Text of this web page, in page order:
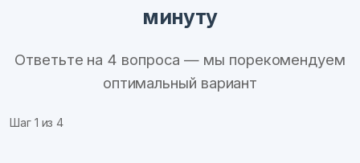
минуту
Ответьте на 4 вопроса — мы порекомендуем
оптимальный вариант
Шаг 1 из 4